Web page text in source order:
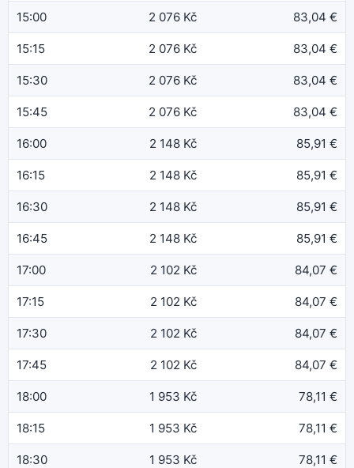
15:00 2 076 Kč 83,04 €
15:15 2 076 Kč 83,04 €
15:30 2 076 Kč 83,04 €
15:45 2 076 Kč 83,04 €
16:00 2 148 Kč 85,91 €
16:15 2 148 Kč 85,91 €
16:30 2 148 Kč 85,91 €
16:45 2 148 Kč 85,91 €
17:00 2 102 Kč 84,07 €
17:15 2 102 Kč 84,07 €
17:30 2 102 Kč 84,07 €
17:45 2 102 Kč 84,07 €
18:00 1 953 Kč 78,11 €
18:15 1 953 Kč 78,11 €
18:30 1 953 Kč 78,11 €